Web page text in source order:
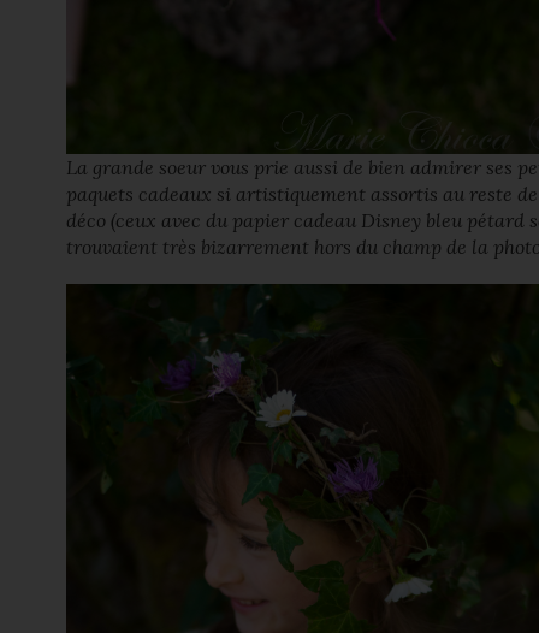
La grande soeur vous prie aussi de bien admirer ses
paquets cadeaux si artistiquement assortis au reste
déco (ceux avec du papier cadeau Disney bleu pétard
trouvaient très bizarrement hors du champ de la